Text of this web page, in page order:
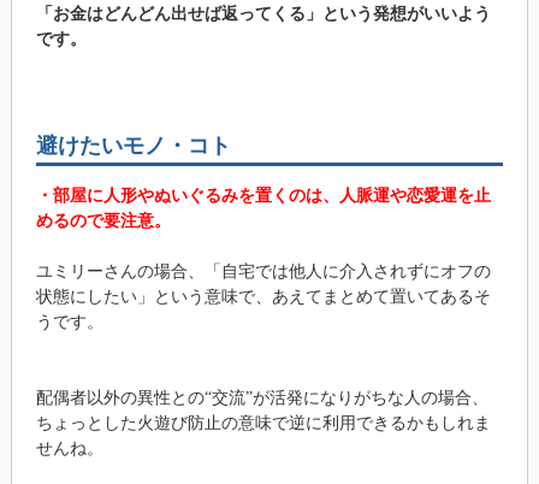
「お金はどんどん出せば返ってくる」という発想がいいよう
です。
避けたいモノ・コト
・部屋に人形やぬいぐるみを置くのは、人脈運や恋愛運を止
めるので要注意。
ユミリーさんの場合、「自宅では他人に介入されずにオフの
状態にしたい」という意味で、あえてまとめて置いてあるそ
うです。
配偶者以外の異性との“交流”が活発になりがちな人の場合、
ちょっとした火遊び防止の意味で逆に利用できるかもしれま
せんね。